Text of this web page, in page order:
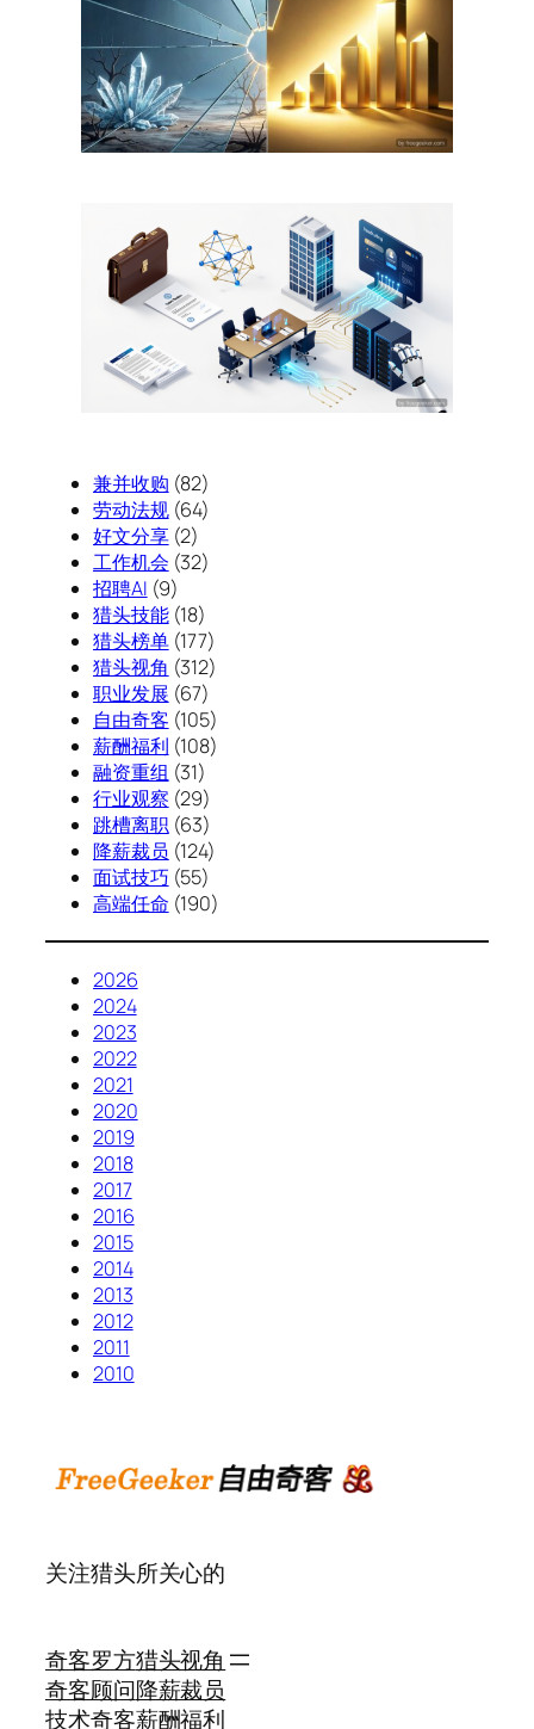
兼并收购 (82)
劳动法规(64)
好文分享(2)
工作机会 (32)
招聘AI (9)
猎头技能(18)
猎头榜单(177)
猎头视角 (312)
职业发展 (67)
自由奇客 (105)
薪酬福利 (108)
融资重组 (31)
行业观察 (29)
跳槽离职(63)
降薪裁员 (124)
面试技巧 (55)
高端任命 (190)
2026
2024
2023
2022
2021
2020
2019
2018
2017
2016
2015
2014
2013
2012
2011
2010
关注猎头所关心的
奇客罗方
奇客顾问
技术奇客
猎头视角
降薪裁员
薪酬福利